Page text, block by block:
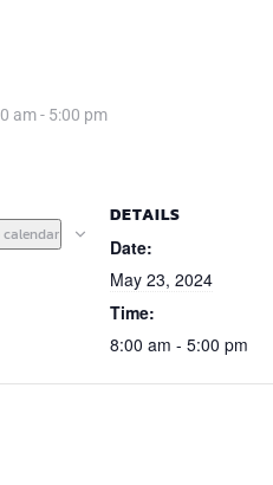
am- 5:00 pm
DETAILS
Date:
May 23, 2024
Time:
8:00 am - 5:00 pm